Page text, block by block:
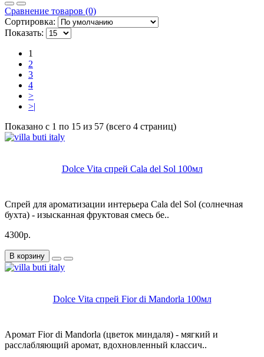
Сравнение товаров (0)
Сортировка:
Показать:
1
2
3
4
>
>|
Показано с 1 по 15 из 57 (всего 4 страниц)
Dolce Vita спрей Cala del Sol 100мл
Спрей для ароматизации интерьера Cala del Sol (солнечная
бухта) - изысканная фруктовая смесь бе..
4300р.
В корзину
Dolce Vita спрей Fior di Mandorla 100мл
Аромат Fior di Mandorla (цветок миндаля) - мягкий и
расслабляющий аромат, вдохновленный классич..